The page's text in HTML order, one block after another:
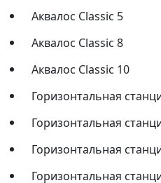
Аквалос Classic 5
Аквалос Classic 8
Аквалос Classic 10
Горизонтальная
Горизонтальная
Горизонтальная
Горизонтальная